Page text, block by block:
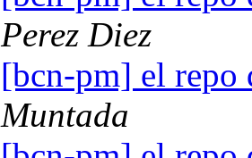
Perez Diez
[bcn-pm] el repo
Muntada